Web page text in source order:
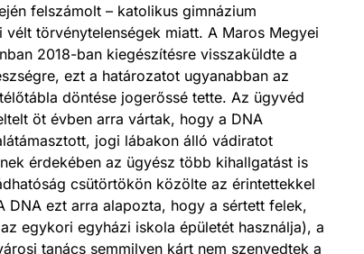
felszámolt – katolikus gimnázium
vélt törvénytelenségek miatt. A Maros Megyei
2018-ban kiegészítésre visszaküldte a
ezt a határozatot ugyanabban az
döntése jogerőssé tette. Az ügyvéd
öt évben arra vártak, hogy a DNA
jogi lábakon álló vádiratot
érdekében az ügyész több kihallgatást is
csütörtökön közölte az érintettekkel
DNA ezt arra alapozta, hogy a sértett felek,
egykori egyházi iskola épületét használja), a
tanács semmilyen kárt nem szenvedtek a